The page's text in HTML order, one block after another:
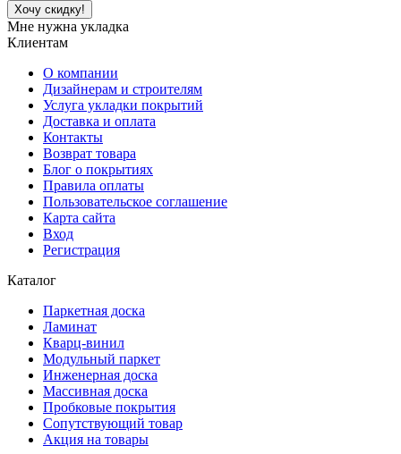
Хочу скидку!
Мне нужна укладка
Клиентам
О компании
Дизайнерам и строителям
Услуга укладки покрытий
Доставка и оплата
Контакты
Возврат товара
Блог о покрытиях
Правила оплаты
Пользовательское соглашение
Карта сайта
Вход
Регистрация
Каталог
Паркетная доска
Ламинат
Кварц-винил
Модульный паркет
Инженерная доска
Массивная доска
Пробковые покрытия
Сопутствующий товар
Акция на товары